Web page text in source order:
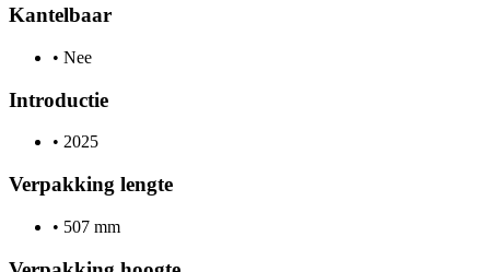
Kantelbaar
• Nee
Introductie
• 2025
Verpakking lengte
• 507 mm